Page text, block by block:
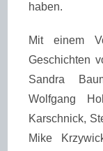
haben.
Mit einem
Geschichten
Sandra
Wolfgang
Karschnick,
Mike